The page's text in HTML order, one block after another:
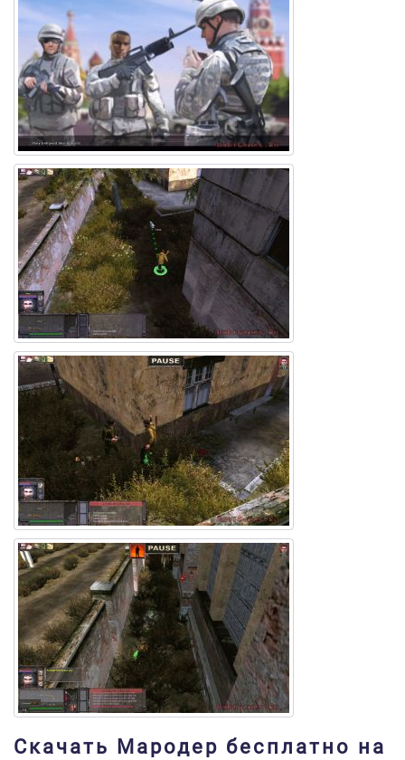
Скачать Мародер бесплатно на